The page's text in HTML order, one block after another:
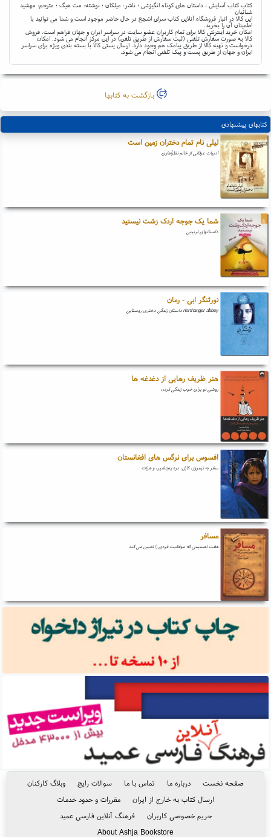
کتاب کتاب آسایش ، داستان های کوتاه انگیزشی ؛ ناشر: میلکان ؛ نوشته: مت هیگ ؛ مترجم: مهشید
شبانیان
این کالا در انبار فروشگاه آنلاین کتاب سرای اشجع در حال حاضر موجود است و شما می توانید با
اطمینان آن را بخرید.
امکان خرید اینترنتی کالا برای تمام کاربران عضو سایت در سراسر ایران و جهان فراهم است. فروش
کالا به صورت سفارش تلفنی (ثبت سفارش از طریق تلفن) در این مرکز انجام می شود. امکان
درخواست و تهیه کالا از طریق پیامک هم وجود دارد. ارسال پستی کالا با بسته بندی ویژه برای سراسر
ایران و جهان از طریق پست و پیک تلفنی انجام می شود.
بازگشت به کتابها
کتابهای پیشنهادی
لیلی نام تمام دختران زمین است
ادبیات عرفانی از خانم نظرآهاری
شما یک جوجه اردک زشت نیستید
داستانهای تربیتی
نورثنگر ابی - رمان
northanger abbey داستان زندگی دختری روستایی
هنر ظریف رهایی از دغدغه ها
روشی نو برای خوب زندگی کردن
افسوس برای نرگس های افغانستان
سفر به نیمروز، کابل، دره پنجشیر، و هرات
مسافر
هفت تصمیمی که موفقیت فردی را تعیین می کند
صفحه نخست درباره ما تماس با ما سوالات رایج
وبلاگ کارکنان
ارسال کتاب به خارج از ایران
مقررات و حدود خدمات
حریم خصوصی کاربران
فرهنگ آنلاین فارسی عمید
About Ashja Bookstore